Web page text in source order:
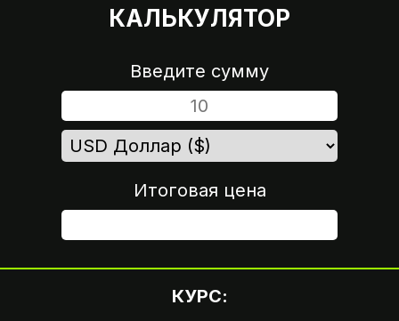
КУРС:
Введите сумму
Итоговая цена
КАЛЬКУЛЯТОР
ШАГ 4